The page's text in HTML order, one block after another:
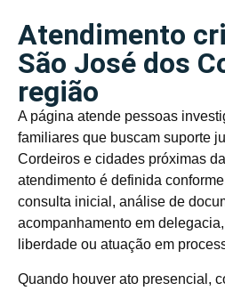
Atendimento
São José dos
região
A página atende pessoas
familiares que buscam suporte
Cordeiros e cidades próximas
atendimento é definida
consulta inicial, análise de
acompanhamento em
liberdade ou atuação em
Quando houver ato presencial,